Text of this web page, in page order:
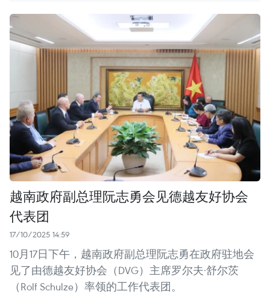
越南政府副总理阮志勇会见德越友好协会
代表团
17/10/2025 14:59
10月17日下午，越南政府副总理阮志勇在政府驻地会
见了由德越友好协会（DVG）主席罗尔夫·舒尔茨
（Rolf Schulze）率领的工作代表团。